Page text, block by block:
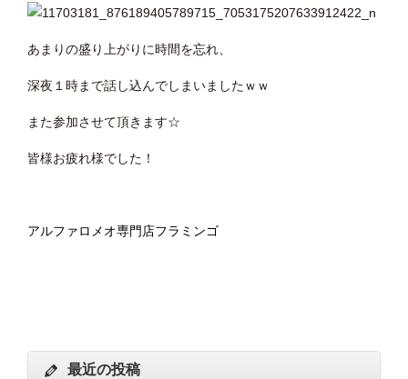
あまりの盛り上がりに時間を忘れ、
深夜１時まで話し込んでしまいましたｗｗ
また参加させて頂きます☆
皆様お疲れ様でした！
アルファロメオ専門店フラミンゴ
最近の投稿